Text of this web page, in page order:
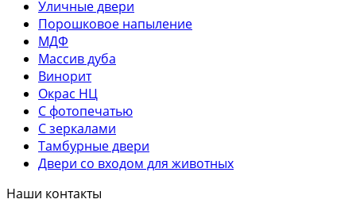
Уличные двери
Порошковое напыление
МДФ
Массив дуба
Винорит
Окрас НЦ
С фотопечатью
С зеркалами
Тамбурные двери
Двери со входом для животных
Наши контакты